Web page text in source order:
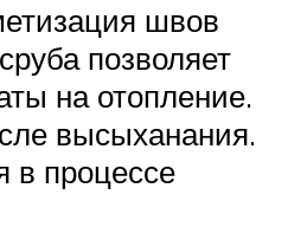
швов
позволяет
на отопление.
высыханания.
в процессе